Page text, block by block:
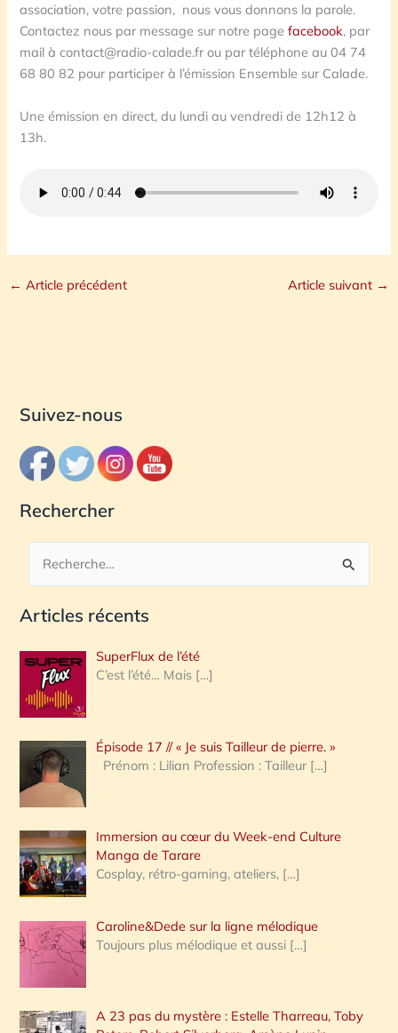
association, votre passion, nous vous donnons la parole.
Contactez nous par message sur notre pagefacebook, par
mail à contact@radio-calade.fr ou par téléphone au 04 74
68 80 82 pour participer à l’émission Ensemble sur Calade.
Une émission en direct, du lundi au vendredi de 12h12 à
13h.
← Article précédent Article suivant →
Suivez-nous
Rechercher
c
e
r
c
h
e
:
Articles récents
SuperFlux de l’été
C’est l’été… Mais […]
Épisode 17 // « Je suis Tailleur de pierre. »
Prénom : Lilian Profession : Tailleur […]
Immersion au cœur du Week-end Culture
Manga de Tarare
Cosplay, rétro-gaming, ateliers, […]
Caroline&Dede sur la ligne mélodique
Toujours plus mélodique et aussi […]
A 23 pas du mystère : Estelle Tharreau, Toby